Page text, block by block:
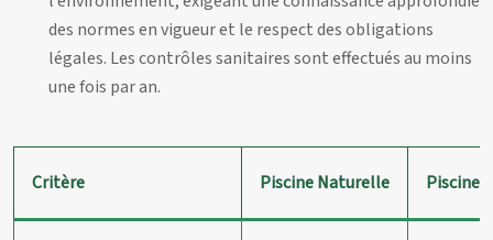
des normes en vigueur et le respect des obligations
légales. Les contrôles sanitaires sont effectués au moins
une fois par an.
Critère Piscine Naturelle Piscine